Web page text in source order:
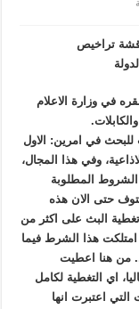
تراخيص
في وزارة الاعلام
في امرين: الاول
وفي هذا المجال،
استوفت الشروط المطلوبة
لم تستوف حتى الان هذه
البث على اكثر من
اللبنانية وهناك 14 محطة امتلكت هذا الشرط فيما
من هنا اعطيت
حاليا، اي التغطية لكامل
اما المحطات التي اعتبرت انها